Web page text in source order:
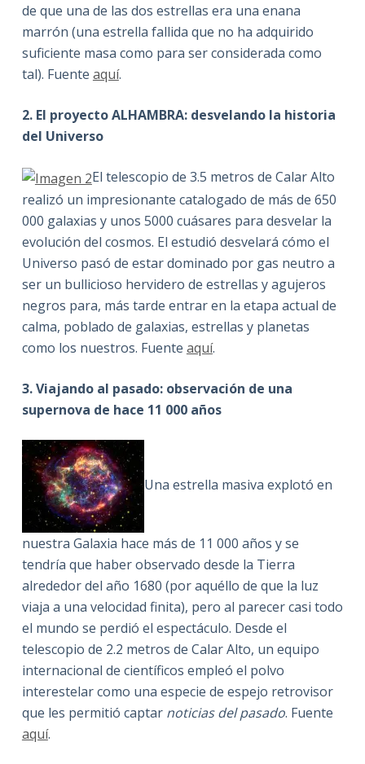
de que una de las dos estrellas era una enana
marrón (una estrella fallida que no ha adquirido
suficiente masa como para ser considerada como
tal). Fuente aquí.
2. El proyecto ALHAMBRA: desvelando la historia
del Universo
El telescopio de 3.5 metros de Calar Alto
realizó un impresionante catalogado de más de 650
000 galaxias y unos 5000 cuásares para desvelar la
evolución del cosmos. El estudió desvelará cómo el
Universo pasó de estar dominado por gas neutro a
ser un bullicioso hervidero de estrellas y agujeros
negros para, más tarde entrar en la etapa actual de
calma, poblado de galaxias, estrellas y planetas
como los nuestros. Fuente aquí.
3. Viajando al pasado: observación de una
supernova de hace 11 000 años
Una estrella masiva explotó en
nuestra Galaxia hace más de 11 000 años y se
tendría que haber observado desde la Tierra
alrededor del año 1680 (por aquéllo de que la luz
viaja a una velocidad finita), pero al parecer casi todo
el mundo se perdió el espectáculo. Desde el
telescopio de 2.2 metros de Calar Alto, un equipo
internacional de científicos empleó el polvo
interestelar como una especie de espejo retrovisor
que les permitió captar noticias del pasado. Fuente
aquí.